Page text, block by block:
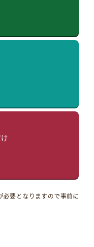
必要となりますので事前に